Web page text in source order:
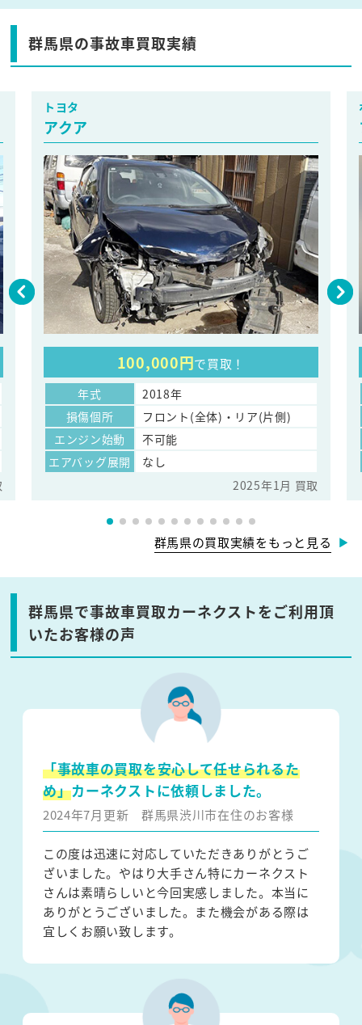
群馬県の事故車買取実績
トヨタ
アクア
100,000円で買取！
年式
2018年
損傷個所
フロント(全体)・リア(片側)
エンジン始動
不可能
エアバッグ展開
なし
2025年1月 買取
群馬県の買取実績をもっと見る
群馬県で事故車買取カーネクストをご利用頂
いたお客様の声
「事故車の買取を安心して任せられるた
め」カーネクストに依頼しました。
2024年7月更新 群馬県渋川市在住のお客様
この度は迅速に対応していただきありがとうご
ざいました。やはり大手さん特にカーネクスト
さんは素晴らしいと今回実感しました。本当に
ありがとうございました。また機会がある際は
宜しくお願い致します。